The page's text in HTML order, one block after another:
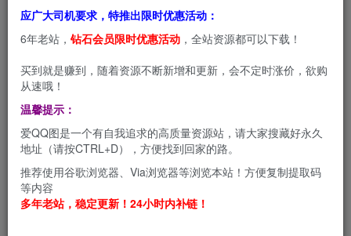
WinContig 磁盘碎片整理工具 v5.0.3 绿色版，WinContig是一
款免费整理磁盘随碎片的工具，用于整理任意安装在系统中
的目录或者系统注册表项，支持文件快捷整理操作即无需进
API 库编写，整理过的系统的安全性及稳定性值得信赖。
应广大司机要求，特推出限时优惠活动：
6年老站， 钻石会员限时优惠活动 ，全站资源都可以下载！
买到就是赚到，随着资源不断新增和更新，会不定时涨价，欲购
从速哦！
温馨提示：
爱QQ图是一个有自我追求的高质量资源站，请大家搜藏好永久
地址（请按CTRL+D），方便找到回家的路。
推荐使用谷歌浏览器、Via浏览器等浏览本站！方便复制提取码
等内容
多年老站，稳定更新！24小时内补链！